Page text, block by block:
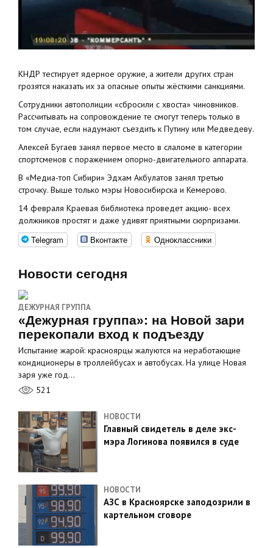
КНДР тестирует ядерное оружие, а жители других стран
грозятся наказать их за опасные опыты жёсткими санкциями.
Сотрудники автополиции «сбросили с хвоста» чиновников.
Рассчитывать на сопровождение те смогут теперь только в
том случае, если надумают съездить к Путину или Медведеву.
Алексей Бугаев занял первое место в слаломе в категории
спортсменов с поражением опорно-двигательного аппарата.
В «Медиа-топ Сибири» Эдхам Акбулатов занял третью
строчку. Выше только мэры Новосибирска и Кемерово.
14 февраля Краевая библиотека проведет акцию- всех
должников простят и даже удивят приятными сюрпризами.
Telegram Вконтакте Одноклассники
Новости сегодня
ДЕЖУРНАЯ ГРУППА
«Дежурная группа»: на Новой зари
перекопали вход к подъезду
Испытание жарой: красноярцы жалуются на неработающие
кондиционеры в троллейбусах и автобусах. На улице Новая
заря уже год…
521
НОВОСТИ
Главный свидетель в деле экс-
мэра Логинова появился в суде
НОВОСТИ
АЗС в Красноярске заподозрили в
картельном сговоре